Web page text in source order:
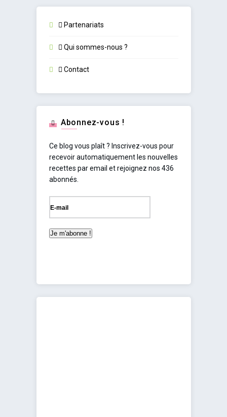
Partenariats
Qui sommes-nous ?
Contact
Abonnez-vous !
Ce blog vous plaît ? Inscrivez-vous pour
recevoir automatiquement les nouvelles
recettes par email et rejoignez nos 436
abonnés.